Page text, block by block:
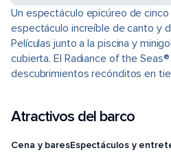
Un espectáculo epicúreo de
espectáculo increíble de canto y
Películas junto a la piscina y
cubierta. El Radiance of the
descubrimientos recónditos en
Atractivos del barco
Cena y baresEspectáculos y